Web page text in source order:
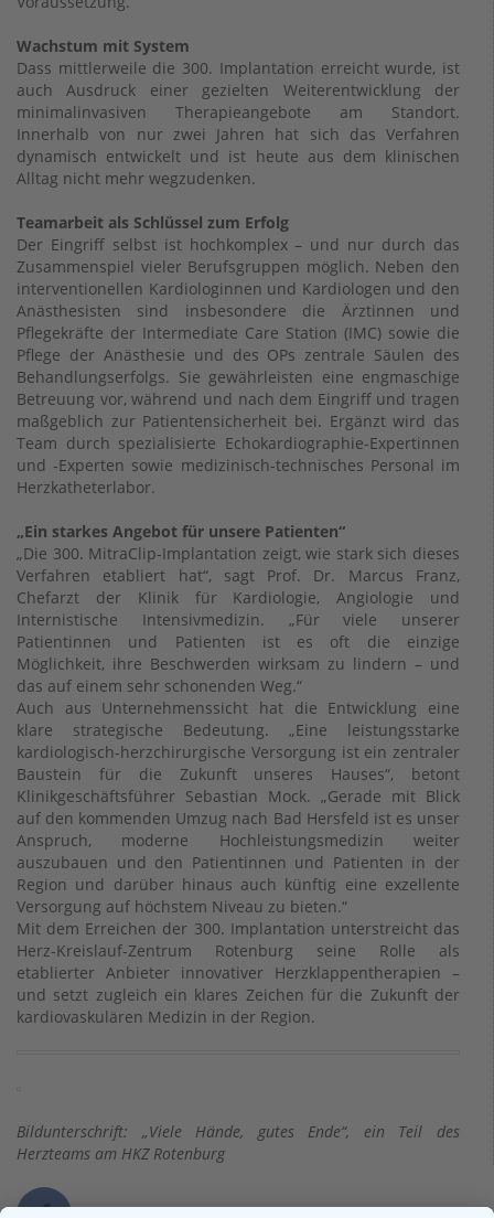
Wachstum mit System
Dass mittlerweile die 300. Implantation erreicht wurde, ist
auch Ausdruck einer gezielten Weiterentwicklung der
minimalinvasiven Therapieangebote am Standort.
Innerhalb von nur zwei Jahren hat sich das Verfahren
dynamisch entwickelt und ist heute aus dem klinischen
Alltag nicht mehr wegzudenken.
Teamarbeit als Schlüssel zum Erfolg
Der Eingriff selbst ist hochkomplex – und nur durch das
Zusammenspiel vieler Berufsgruppen möglich. Neben den
interventionellen Kardiologinnen und Kardiologen und den
Anästhesisten sind insbesondere die Ärztinnen und
Pflegekräfte der Intermediate Care Station (IMC) sowie die
Pflege der Anästhesie und des OPs zentrale Säulen des
Behandlungserfolgs. Sie gewährleisten eine engmaschige
Betreuung vor, während und nach dem Eingriff und tragen
maßgeblich zur Patientensicherheit bei. Ergänzt wird das
Team durch spezialisierte Echokardiographie-Expertinnen
und -Experten sowie medizinisch-technisches Personal im
Herzkatheterlabor.
„Ein starkes Angebot für unsere Patienten“
„Die 300. MitraClip-Implantation zeigt, wie stark sich dieses
Verfahren etabliert hat“, sagt Prof. Dr. Marcus Franz,
Chefarzt der Klinik für Kardiologie, Angiologie und
Internistische Intensivmedizin. „Für viele unserer
Patientinnen und Patienten ist es oft die einzige
Möglichkeit, ihre Beschwerden wirksam zu lindern – und
das auf einem sehr schonenden Weg.“
Auch aus Unternehmenssicht hat die Entwicklung eine
klare strategische Bedeutung. „Eine leistungsstarke
kardiologisch-herzchirurgische Versorgung ist ein zentraler
Baustein für die Zukunft unseres Hauses“, betont
Klinikgeschäftsführer Sebastian Mock. „Gerade mit Blick
auf den kommenden Umzug nach Bad Hersfeld ist es unser
Anspruch, moderne Hochleistungsmedizin weiter
auszubauen und den Patientinnen und Patienten in der
Region und darüber hinaus auch künftig eine exzellente
Versorgung auf höchstem Niveau zu bieten.“
Mit dem Erreichen der 300. Implantation unterstreicht das
Herz-Kreislauf-Zentrum Rotenburg seine Rolle als
etablierter Anbieter innovativer Herzklappentherapien –
und setzt zugleich ein klares Zeichen für die Zukunft der
kardiovaskulären Medizin in der Region.
Bildunterschrift: „Viele Hände, gutes Ende“, ein Teil des
Herzteams am HKZ Rotenburg